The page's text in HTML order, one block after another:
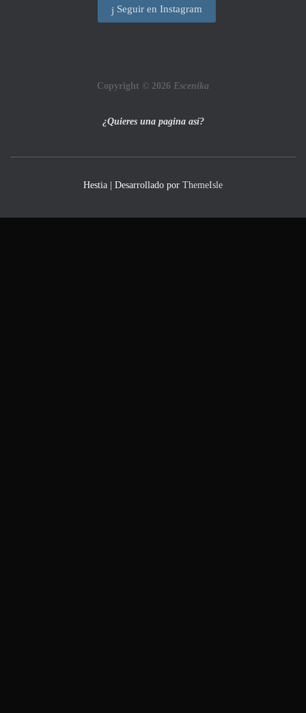
Seguir en Instagram
Copyright © 2026 Escenika
¿Quieres una pagina así?
Hestia | Desarrollado por ThemeIsle